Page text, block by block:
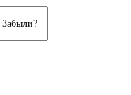
Забыли?